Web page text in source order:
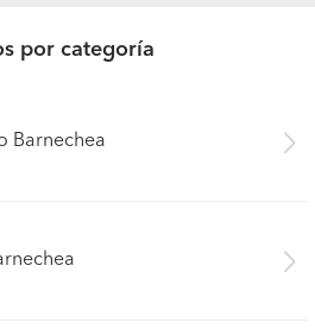
por categoría
Barnechea